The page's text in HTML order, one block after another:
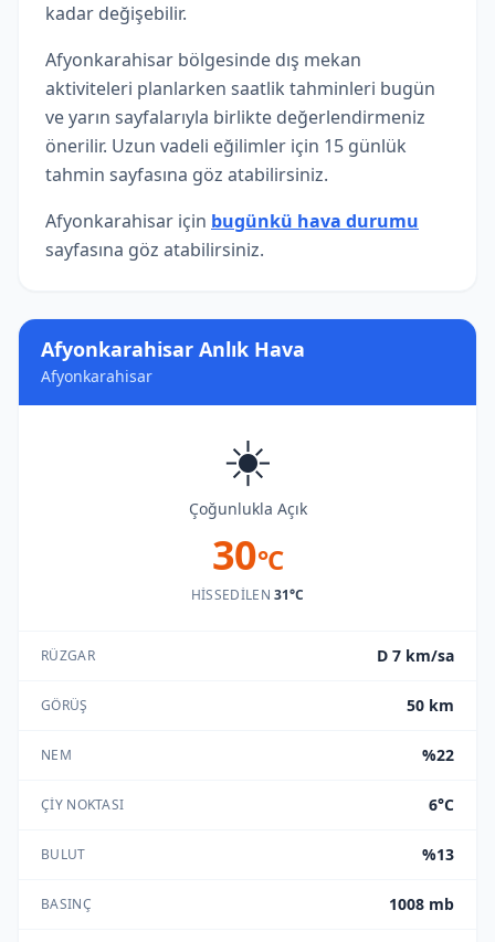
Afyonkarahisar Anlık Hava
Afyonkarahisar
☀️
Çoğunlukla Açık
30°C
HISSEDILEN31°C
RÜZGAR D 7 km/sa
GÖRÜŞ 50 km
NEM %22
ÇIY NOKTASI 6°C
BULUT %13
BASINÇ 1008 mb
kadar değişebilir.
Afyonkarahisar bölgesinde dış mekan
aktiviteleri planlarken saatlik tahminleri bugün
ve yarın sayfalarıyla birlikte değerlendirmeniz
önerilir. Uzun vadeli eğilimler için 15 günlük
tahmin sayfasına göz atabilirsiniz.
Afyonkarahisar için bugünkü hava durumu
sayfasına göz atabilirsiniz.